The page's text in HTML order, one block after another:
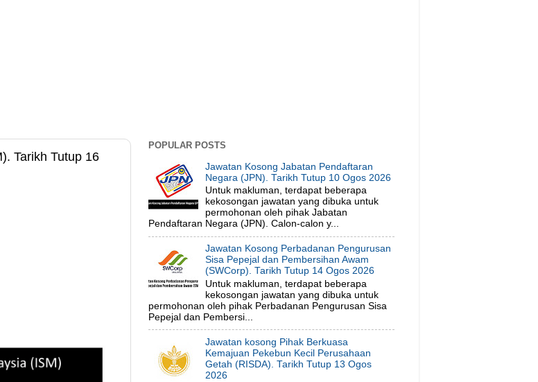
Tarikh Tutup 16
POPULAR POSTS
Jawatan Kosong Jabatan Pendaftaran
Negara (JPN). Tarikh Tutup 10 Ogos 2026
Untuk makluman, terdapat beberapa
kekosongan jawatan yang dibuka untuk
permohonan oleh pihak Jabatan
Pendaftaran Negara (JPN). Calon-calon y...
Jawatan Kosong Perbadanan Pengurusan
Sisa Pepejal dan Pembersihan Awam
(SWCorp). Tarikh Tutup 14 Ogos 2026
Untuk makluman, terdapat beberapa
kekosongan jawatan yang dibuka untuk
permohonan oleh pihak Perbadanan Pengurusan Sisa
Pepejal dan Pembersi...
Jawatan kosong Pihak Berkuasa
Kemajuan Pekebun Kecil Perusahaan
Getah (RISDA). Tarikh Tutup 13 Ogos
2026